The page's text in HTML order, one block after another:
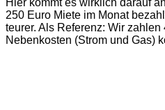
250 Euro Miete im Monat
teurer. Als Referenz: Wir
Nebenkosten (Strom und Gas)